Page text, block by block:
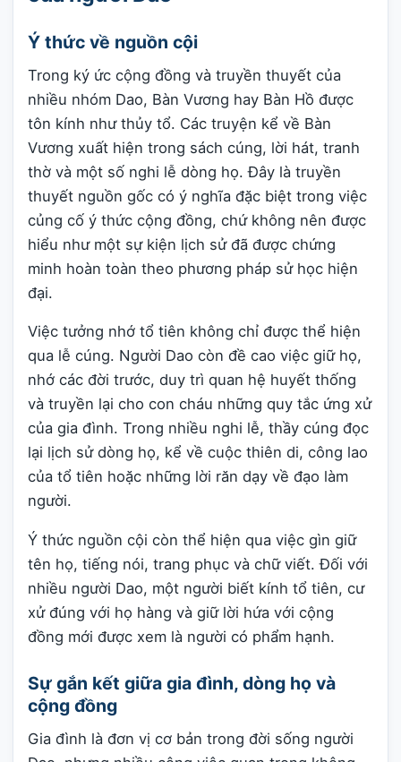
Ý thức về nguồn cội
Trong ký ức cộng đồng và truyền thuyết của
nhiều nhóm Dao, Bàn Vương hay Bàn Hồ được
tôn kính như thủy tổ. Các truyện kể về Bàn
Vương xuất hiện trong sách cúng, lời hát, tranh
thờ và một số nghi lễ dòng họ. Đây là truyền
thuyết nguồn gốc có ý nghĩa đặc biệt trong việc
củng cố ý thức cộng đồng, chứ không nên được
hiểu như một sự kiện lịch sử đã được chứng
minh hoàn toàn theo phương pháp sử học hiện
đại.
Việc tưởng nhớ tổ tiên không chỉ được thể hiện
qua lễ cúng. Người Dao còn đề cao việc giữ họ,
nhớ các đời trước, duy trì quan hệ huyết thống
và truyền lại cho con cháu những quy tắc ứng xử
của gia đình. Trong nhiều nghi lễ, thầy cúng đọc
lại lịch sử dòng họ, kể về cuộc thiên di, công lao
của tổ tiên hoặc những lời răn dạy về đạo làm
người.
Ý thức nguồn cội còn thể hiện qua việc gìn giữ
tên họ, tiếng nói, trang phục và chữ viết. Đối với
nhiều người Dao, một người biết kính tổ tiên, cư
xử đúng với họ hàng và giữ lời hứa với cộng
đồng mới được xem là người có phẩm hạnh.
Sự gắn kết giữa gia đình, dòng họ và
cộng đồng
Gia đình là đơn vị cơ bản trong đời sống người